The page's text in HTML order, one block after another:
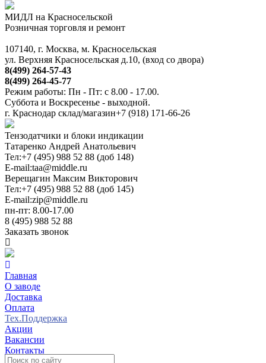
МИДЛ на Красносельской
Розничная торговля и ремонт
107140, г. Москва, м. Красносельская
ул. Верхняя Красносельская д.10, (вход со двора)
8(499) 264-57-43
8(499) 264-45-77
Режим работы: Пн - Пт: с 8.00 - 17.00.
Суббота и Воскресенье - выходной.
г. Краснодар склад/магазин+7 (918) 171-66-26
Тензодатчики и блоки индикации
Татаренко Андрей Анатольевич
Тел:+7 (495) 988 52 88 (доб 148)
E-mail:taa@middle.ru
Верещагин Максим Викторович
Тел:+7 (495) 988 52 88 (доб 145)
E-mail:zip@middle.ru
пн-пт: 8.00-17.00
8 (495) 988 52 88
Заказать звонок
Главная
О заводе
Доставка
Оплата
Тех.Поддержка
Акции
Вакансии
Контакты